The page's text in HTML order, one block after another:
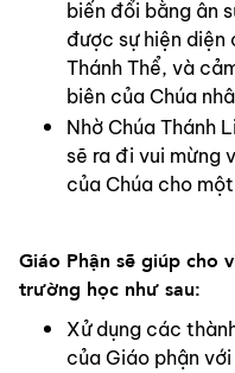
biến đổi bằng ân
được sự hiện
Thánh Thể, và
biên của Chúa
Nhờ Chúa Thánh
sẽ ra đi vui mừng
của Chúa cho
Giáo Phận sẽ giúp cho
trường học như sau:
Xử dụng các
của Giáo phận